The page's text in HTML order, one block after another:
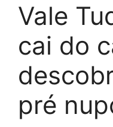
Vale
cai do
pré